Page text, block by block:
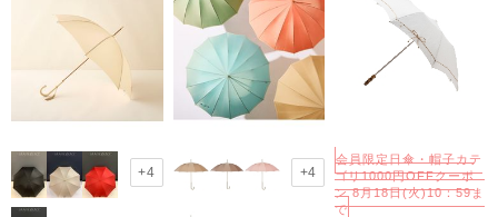
+4 +4
会員限定日傘・帽子カテ
ゴリ1000円OFFクーポ
ン 8月18日(火)10：59ま
で